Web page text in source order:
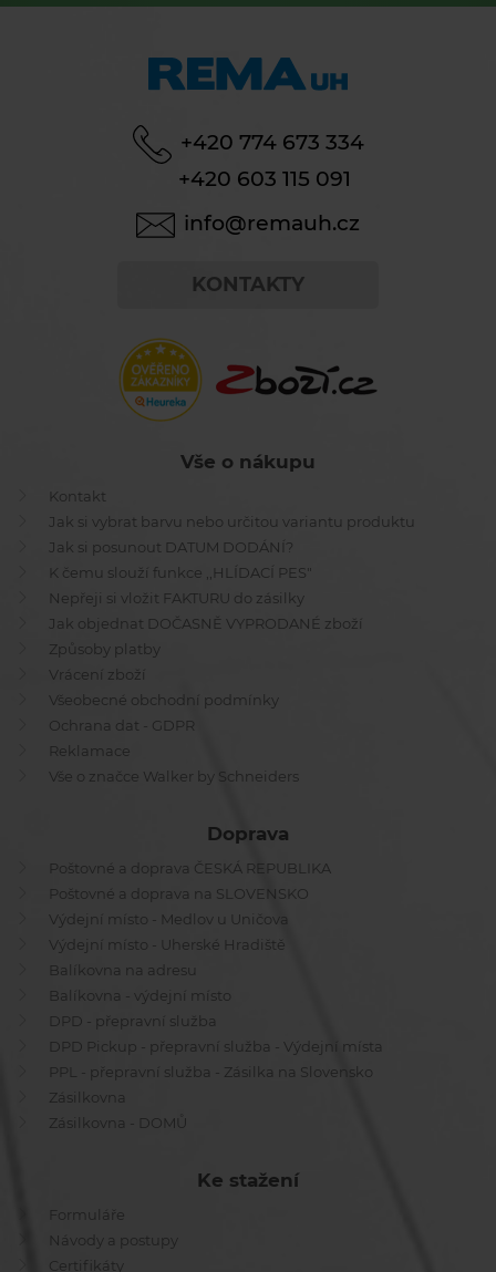
+420 774 673 334
+420 603 115 091
info@remauh.cz
KONTAKTY
Vše o nákupu
Kontakt
Jak si vybrat barvu nebo určitou variantu produktu
Jak si posunout DATUM DODÁNÍ?
K čemu slouží funkce ,,HLÍDACÍ PES"
Nepřeji si vložit FAKTURU do zásilky
Jak objednat DOČASNĚ VYPRODANÉ zboží
Způsoby platby
Vrácení zboží
Všeobecné obchodní podmínky
Ochrana dat - GDPR
Reklamace
Vše o značce Walker by Schneiders
Doprava
Poštovné a doprava ČESKÁ REPUBLIKA
Poštovné a doprava na SLOVENSKO
Výdejní místo - Medlov u Uničova
Výdejní místo - Uherské Hradiště
Balíkovna na adresu
Balíkovna - výdejní místo
DPD - přepravní služba
DPD Pickup - přepravní služba - Výdejní místa
PPL - přepravní služba - Zásilka na Slovensko
Zásilkovna
Zásilkovna - DOMŮ
Ke stažení
Formuláře
Návody a postupy
Certifikáty